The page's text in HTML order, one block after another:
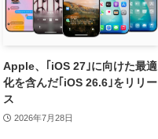
Apple、｢iOS 27｣に向けた最適
化を含んだ｢iOS 26.6｣をリリー
ス
2026年7月28日